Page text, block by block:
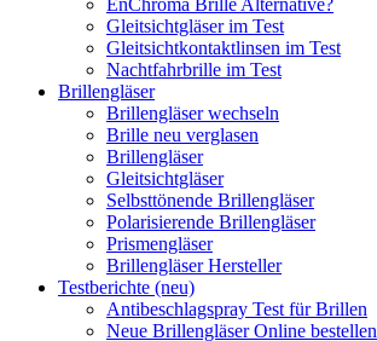
EnChroma Brille Alternative?
Gleitsichtgläser im Test
Gleitsichtkontaktlinsen im Test
Nachtfahrbrille im Test
Brillengläser
Brillengläser wechseln
Brille neu verglasen
Brillengläser
Gleitsichtgläser
Selbsttönende Brillengläser
Polarisierende Brillengläser
Prismengläser
Brillengläser Hersteller
Testberichte (neu)
Antibeschlagspray Test für Brillen
Neue Brillengläser Online bestellen